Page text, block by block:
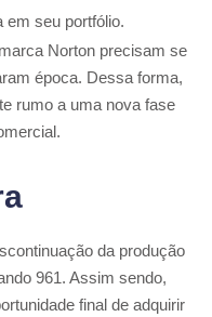
em seu portfólio.
Norton precisam se
época. Dessa forma,
rumo a uma nova fase
da produção
961. Assim sendo,
final de adquirir